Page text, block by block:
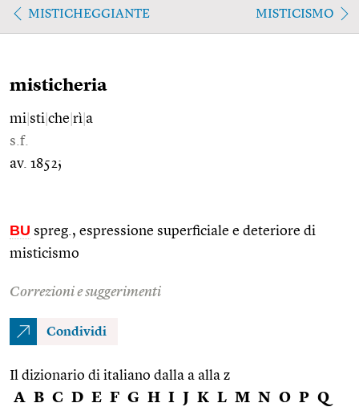
MISTICHEGGIANTE MISTICISMO
misticheria
mi sti che rì a
s.f.
av. 1852;
BU spreg., espressione superficiale e deteriore di
misticismo
Correzioni e suggerimenti
Condividi
Il dizionario di italiano dalla a alla z
A B C D E F G H I J K L M N O P Q